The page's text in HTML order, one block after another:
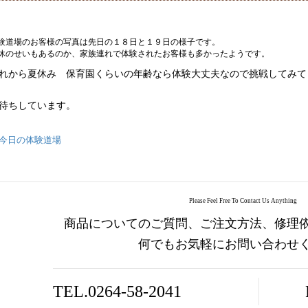
道場のお客様の写真は先日の１８日と１９日の様子です。
のせいもあるのか、家族連れで体験されたお客様も多かったようです。
から夏休み 保育園くらいの年齢なら体験大丈夫なので挑戦してみ
ちしています。
日の体験道場
Please Feel Free To Contact Us Anything
商品についてのご質問、ご注文方法、修理
何でもお気軽にお問い合わせ
TEL.0264-58-2041